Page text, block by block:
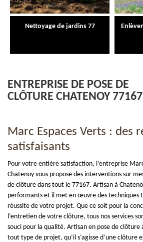
Nettoyage de jardins 77
ENTREPRISE DE POSE DE
CLÔTURE CHATENOY 77167
Marc Espaces Verts : des
satisfaisants
Pour votre entière satisfaction, l’entreprise
Chatenoy vous propose des interventions sur
de clôture dans tout le 77167. Artisan à
performants et il met en œuvre des techniques
réussite de votre projet. Que ce soit pour la
l’entretien de votre clôture, tous nos services
souci pour la qualité. Artisan en pose de
tout type de projet, qu’il s’agisse d’une clôture